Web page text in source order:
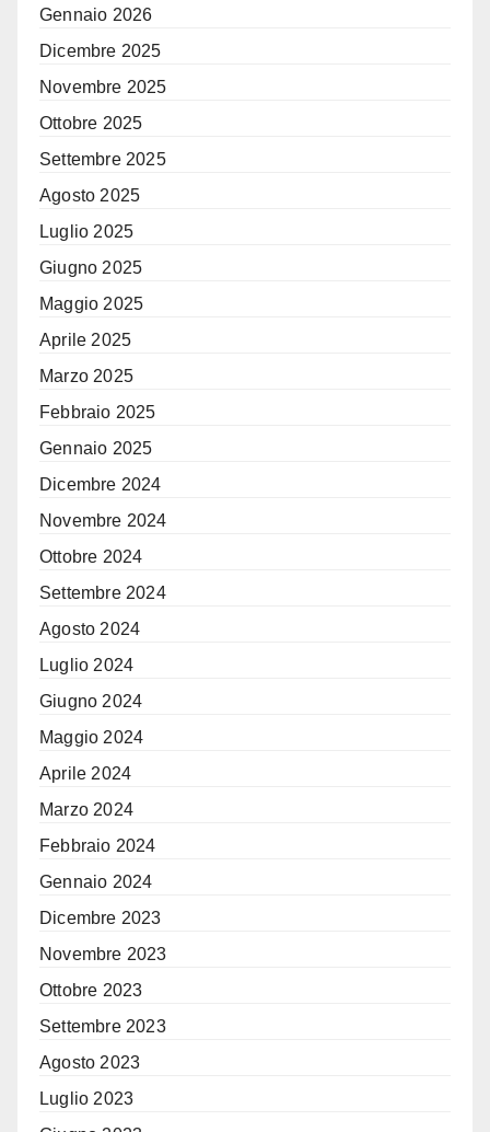
Gennaio 2026
Dicembre 2025
Novembre 2025
Ottobre 2025
Settembre 2025
Agosto 2025
Luglio 2025
Giugno 2025
Maggio 2025
Aprile 2025
Marzo 2025
Febbraio 2025
Gennaio 2025
Dicembre 2024
Novembre 2024
Ottobre 2024
Settembre 2024
Agosto 2024
Luglio 2024
Giugno 2024
Maggio 2024
Aprile 2024
Marzo 2024
Febbraio 2024
Gennaio 2024
Dicembre 2023
Novembre 2023
Ottobre 2023
Settembre 2023
Agosto 2023
Luglio 2023